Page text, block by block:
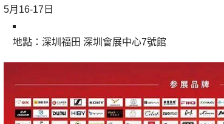
5月16-17日
地點：深圳福田 深圳會展中心7號館